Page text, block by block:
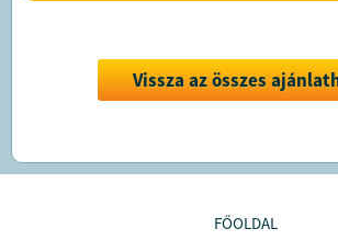
Vissza az összes
FŐOLDAL